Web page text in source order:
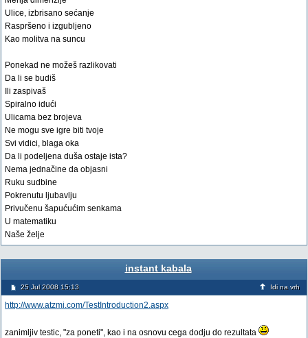
Ulice, izbrisano sećanje
Raspršeno i izgubljeno
Kao molitva na suncu
Ponekad ne možeš razlikovati
Da li se budiš
Ili zaspivaš
Spiralno idući
Ulicama bez brojeva
Ne mogu sve igre biti tvoje
Svi vidici, blaga oka
Da li podeljena duša ostaje ista?
Nema jednačine da objasni
Ruku sudbine
Pokrenutu ljubavlju
Privučenu šapućućim senkama
U matematiku
Naše želje
instant kabala
25 Jul 2008 15:13 Idi na vrh
http://www.atzmi.com/TestIntroduction2.aspx
zanimljiv testic, "za poneti", kao i na osnovu cega dodju do rezultata